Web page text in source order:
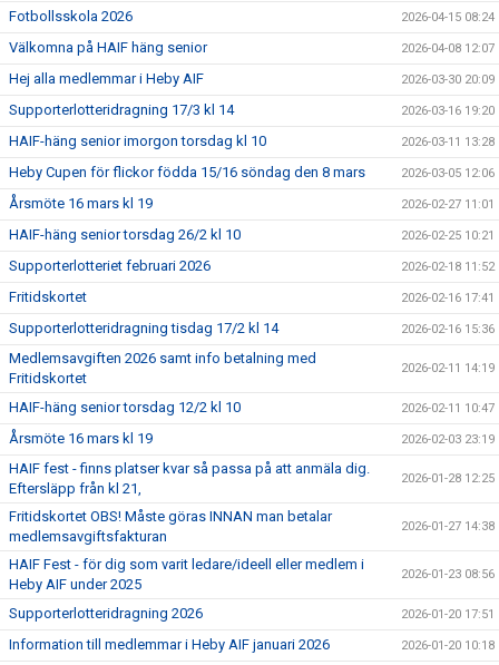
Fotbollsskola 2026 2026-04-15 08:24
Välkomna på HAIF häng senior 2026-04-08 12:07
Hej alla medlemmar i Heby AIF 2026-03-30 20:09
Supporterlotteridragning 17/3 kl 14 2026-03-16 19:20
HAIF-häng senior imorgon torsdag kl 10 2026-03-11 13:28
Heby Cupen för flickor födda 15/16 söndag den 8 mars 2026-03-05 12:06
Årsmöte 16 mars kl 19 2026-02-27 11:01
HAIF-häng senior torsdag 26/2 kl 10 2026-02-25 10:21
Supporterlotteriet februari 2026 2026-02-18 11:52
Fritidskortet 2026-02-16 17:41
Supporterlotteridragning tisdag 17/2 kl 14 2026-02-16 15:36
Medlemsavgiften 2026 samt info betalning med
Fritidskortet
2026-02-11 14:19
HAIF-häng senior torsdag 12/2 kl 10 2026-02-11 10:47
Årsmöte 16 mars kl 19 2026-02-03 23:19
HAIF fest - finns platser kvar så passa på att anmäla dig.
Eftersläpp från kl 21,
2026-01-28 12:25
Fritidskortet OBS! Måste göras INNAN man betalar
medlemsavgiftsfakturan
2026-01-27 14:38
HAIF Fest - för dig som varit ledare/ideell eller medlem i
Heby AIF under 2025
2026-01-23 08:56
Supporterlotteridragning 2026 2026-01-20 17:51
Information till medlemmar i Heby AIF januari 2026 2026-01-20 10:18